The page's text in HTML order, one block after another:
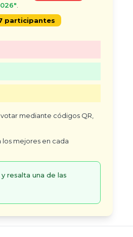
participantes
mediante códigos QR,
los mejores en cada
resalta una de las